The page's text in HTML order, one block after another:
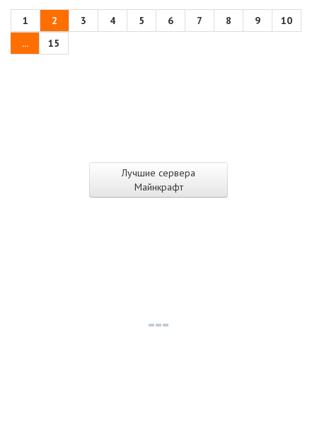
Лучшие сервера
Майнкрафт
1 2 3 4 5 6 7 8 9
10
...
15